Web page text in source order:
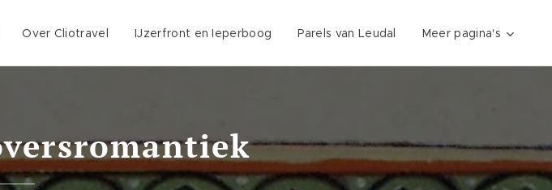
Over Cliotravel IJzerfront en Ieperboog Parels van Leudal Meer pagina's